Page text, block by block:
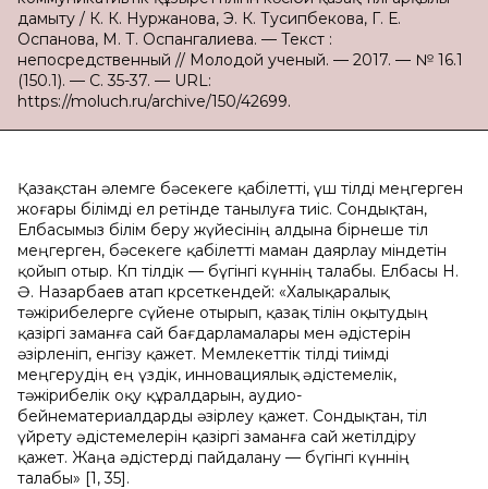
дамыту / К. К. Нуржанова, Э. К. Тусипбекова, Г. Е.
Оспанова, М. Т. Оспангалиева. — Текст :
непосредственный // Молодой ученый. — 2017. — № 16.1
(150.1). — С. 35-37. — URL:
https://moluch.ru/archive/150/42699.
Қазақстан әлемге бәсекеге қабілетті, үш тілді меңгерген
жоғары білімді ел ретінде танылуға тиіс. Сондықтан,
Елбасымыз білім беру жүйесінің алдына бірнеше тіл
меңгерген, бәсекеге қабілетті маман даярлау міндетін
қойып отыр. Көп тілдік — бүгінгі күннің талабы. Елбасы Н.
Ә. Назарбаев атап көрсеткендей: «Халықаралық
тәжірибелерге сүйене отырып, қазақ тілін оқытудың
қазіргі заманға сай бағдарламалары мен әдістерін
әзірленіп, енгізу қажет. Мемлекеттік тілді тиімді
меңгерудің ең үздік, инновациялық әдістемелік,
тәжірибелік оқу құралдарын, аудио-
бейнематериалдарды әзірлеу қажет. Сондықтан, тіл
үйрету әдістемелерін қазіргі заманға сай жетілдіру
қажет. Жаңа әдістерді пайдалану — бүгінгі күннің
талабы» [1, 35].